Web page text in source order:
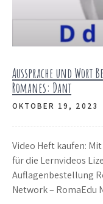
Aussprache und Wort
Romanes: Dant
OKTOBER 19, 2023
Video Heft kaufen:
für die Lernvideos
Auflagenbestellung
Network – RomaEdu